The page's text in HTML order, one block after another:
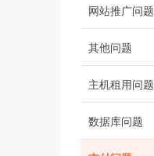
网站推广问题
其他问题
主机租用问题
数据库问题